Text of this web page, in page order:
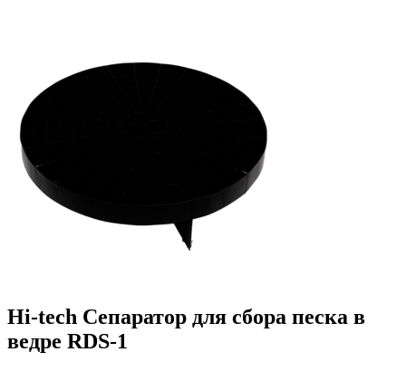
Hi-tech Сепаратор для сбора песка в
ведре RDS-1